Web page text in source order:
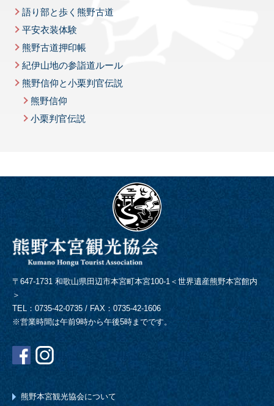
語り部と歩く熊野古道
平安衣装体験
熊野古道押印帳
紀伊山地の参詣道ルール
熊野信仰と小栗判官伝説
熊野信仰
小栗判官伝説
〒647-1731 和歌山県田辺市本宮町本宮100-1＜世界遺産熊野本宮館内
＞
TEL：0735-42-0735 / FAX：0735-42-1606
※営業時間は午前9時から午後5時までです。
熊野本宮観光協会について